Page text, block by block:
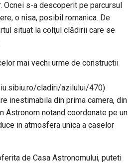
Ocnei s-a descoperit pe parcursul
o nisa, posibil romanica. De
situat la colţul clădirii care se
mai vechi urme de constructii
cladiri/azilului/470)
inestimabila din prima camera, din
Astronom notand coordonate pe un
in atmosfera unica a caselor
de Casa Astronomului, puteti